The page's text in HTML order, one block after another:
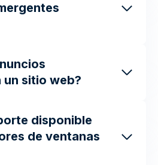
un sitio web?
disponible
de ventanas